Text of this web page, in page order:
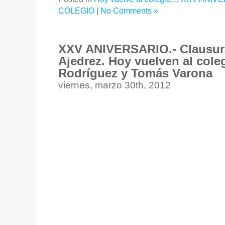
COLEGIO| No Comments »
XXV ANIVERSARIO.-
Ajedrez. Hoy vuelven al
Rodríguez y Tomás Varona
viernes, marzo 30th, 2012